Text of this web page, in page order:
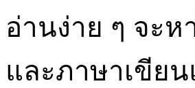
อ่านง่าย ๆ จะ
และภาษาเขียน